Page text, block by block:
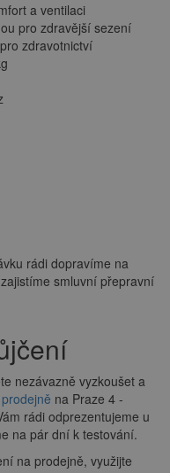
a ventilaci
pro zdravější sezení
zdravotnictví
rádi dopravíme na
smluvní přepravní
nezávazně vyzkoušet a
prodejně na Praze 4 -
rádi odprezentujeme u
na pár dní k testování.
na prodejně, využijte